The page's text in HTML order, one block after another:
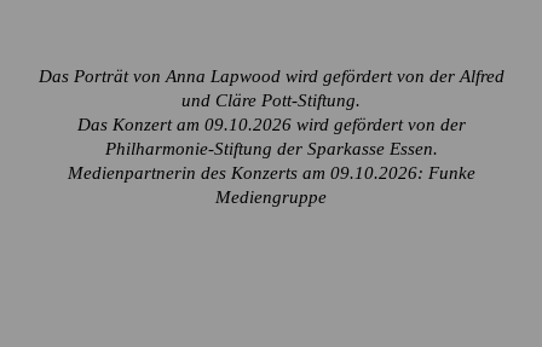
Das Porträt von Anna Lapwood wird gefördert von der Alfred
und Cläre Pott-Stiftung.
Das Konzert am 09.10.2026 wird gefördert von der
Philharmonie-Stiftung der Sparkasse Essen.
Medienpartnerin des Konzerts am 09.10.2026: Funke
Mediengruppe